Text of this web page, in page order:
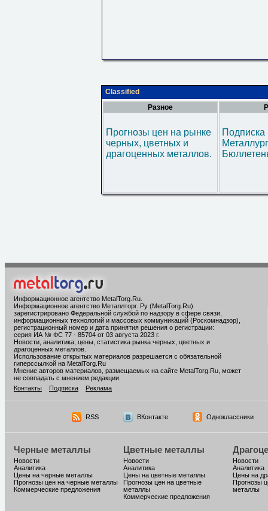
Classified
Разное
Прогнозы цен на рынке
черных, цветных и
драгоценных металлов.
Информационное агентство MetalTorg.Ru
Информационное агентство Металлторг. Ру (MetalTorg.Ru)
зарегистрировано Федеральной службой по надзору в сфере связи,
информационных технологий и массовых коммуникаций (Роскомнадзор),
регистрационный номер и дата принятия решения о регистрации:
серия ИА № ФС 77 - 85704 от 03 августа 2023 г.
Новости, аналитика, цены, статистика рынка черных, цветных и
драгоценных металлов.
Использование открытых материалов разрешается с обязательной
гиперссылкой на MetalTorg.Ru
Мнение авторов материалов, размещаемых на сайте MetalTorg.Ru, может
не совпадать с мнением редакции.
Контакты
Подписка Реклама
RSS ВКонтакте Одноклассники
Черные металлы
Новости
Аналитика
Цены на черные металлы
Прогнозы цен на черные металлы
Коммерческие предложения
Цветные металлы
Новости
Аналитика
Цены на цветные металлы
Прогнозы цен на цветные
металлы
Коммерческие предложения
Новости
Аналитика
Цены на
Прогнозы
металлы